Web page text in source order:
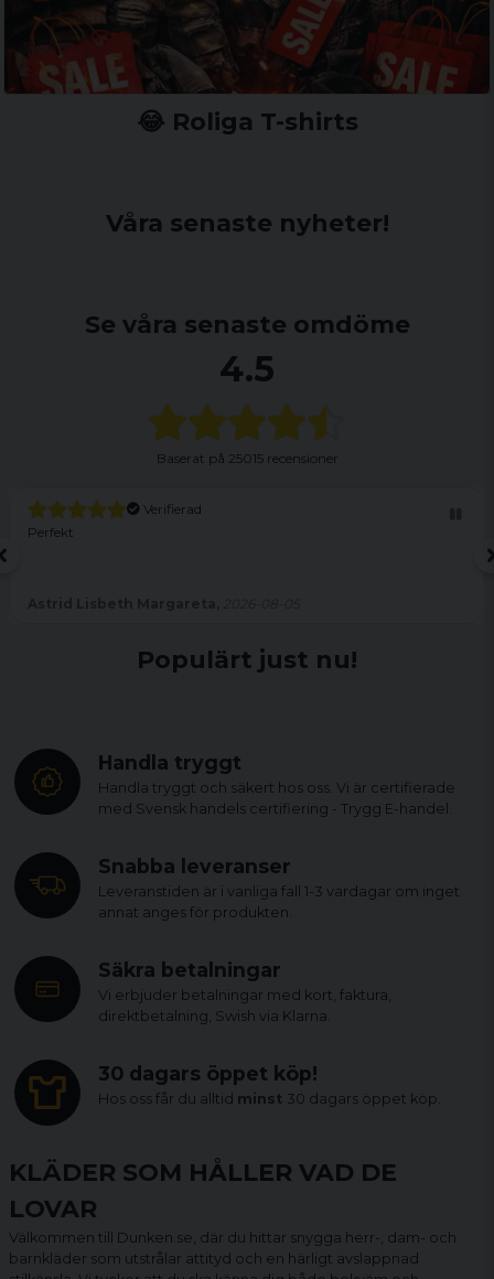
😂 Roliga T-shirts
Våra senaste nyheter!
Se våra senaste omdöme
4.5
Baserat på 25015 recensioner
Verifierad
Perfekt
Populärt just nu!
Handla tryggt
Handla tryggt och säkert hos oss. Vi är certifierade
med Svensk handels certifiering - Trygg E-handel.
Snabba leveranser
Leveranstiden är i vanliga fall 1-3 vardagar om inget
annat anges för produkten.
Säkra betalningar
Vi erbjuder betalningar med kort, faktura,
direktbetalning, Swish via Klarna.
30 dagars öppet köp!
Hos oss får du alltid minst 30 dagars öppet köp.
KLÄDER SOM HÅLLER VAD DE
LOVAR
Välkommen till Dunken.se, där du hittar snygga herr-, dam- och
barnkläder som utstrålar attityd och en härligt avslappnad